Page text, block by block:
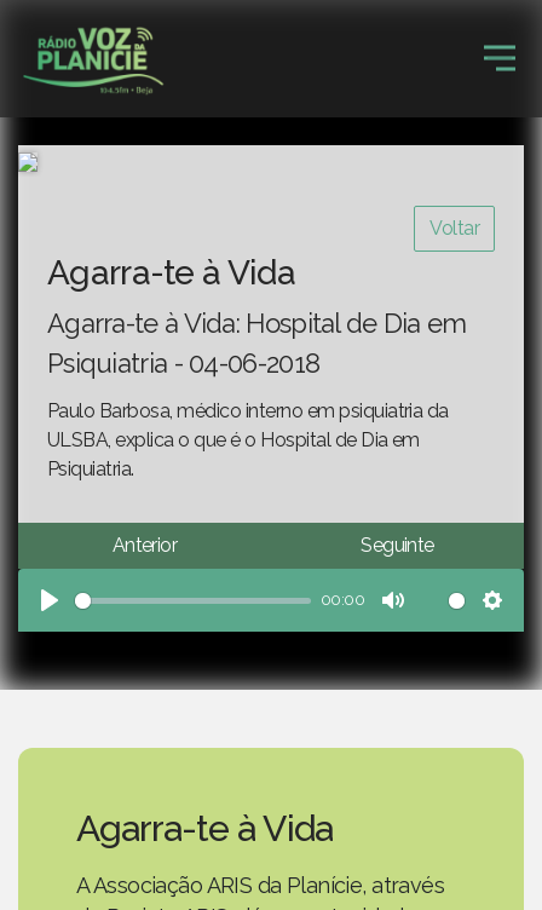
Voltar
Agarra-te à Vida
Agarra-te à Vida: Hospital de Dia em
Psiquiatria - 04-06-2018
Paulo Barbosa, médico interno em psiquiatria da
ULSBA, explica o que é o Hospital de Dia em
Psiquiatria.
Anterior Seguinte
Play
00:00
Mute
Agarra-te à Vida
A Associação ARIS da Planície, através